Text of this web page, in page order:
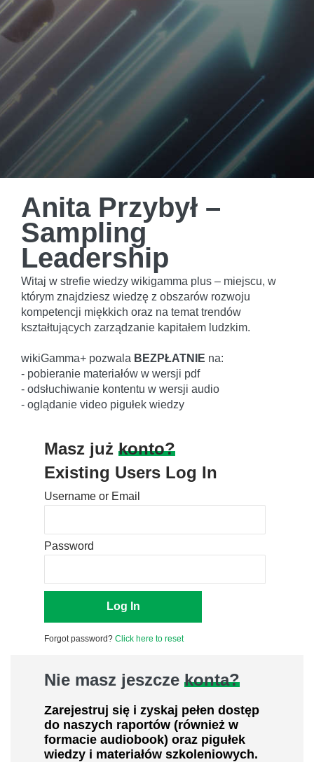
Anita Przybył –
Sampling
Leadership
Witaj w strefie wiedzy wikigamma plus – miejscu, w
którym znajdziesz wiedzę z obszarów rozwoju
kompetencji miękkich oraz na temat trendów
kształtujących zarządzanie kapitałem ludzkim.
wikiGamma+ pozwala BEZPŁATNIE na:
- pobieranie materiałów w wersji pdf
- odsłuchiwanie kontentu w wersji audio
- oglądanie video pigułek wiedzy
Masz już konto?
Existing Users Log In
Username or Email
Password
Forgot password? Click here to reset
Nie masz jeszcze konta?
Zarejestruj się i zyskaj pełen dostęp
do naszych raportów (również w
formacie audiobook) oraz pigułek
wiedzy i materiałów szkoleniowych.